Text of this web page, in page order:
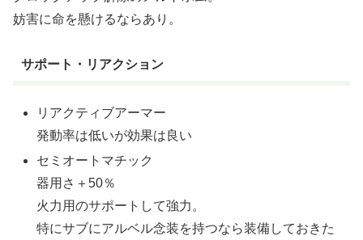
妨害に命を懸けるならあり。
サポート・リアクション
リアクティブアーマー
発動率は低いが効果は良い
セミオートマチック
器用さ＋50％
火力用のサポートして強力。
特にサブにアルベル念装を持つなら装備しておきた